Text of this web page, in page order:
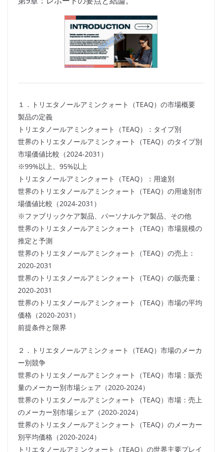
１．トリエタノールアミンクォート（TEAQ）の市場概要
製品の定義
トリエタノールアミンクォート（TEAQ）：タイプ別
世界のトリエタノールアミンクォート（TEAQ）のタイプ別
市場価値比較（2024-2031）
※99%以上、95%以上
トリエタノールアミンクォート（TEAQ）：用途別
世界のトリエタノールアミンクォート（TEAQ）の用途別市
場価値比較（2024-2031）
※ファブリックケア製品、パーソナルケア製品、その他
世界のトリエタノールアミンクォート（TEAQ）市場規模の
推定と予測
世界のトリエタノールアミンクォート（TEAQ）の売上：
2020-2031
世界のトリエタノールアミンクォート（TEAQ）の販売量：
2020-2031
世界のトリエタノールアミンクォート（TEAQ）市場の平均
価格（2020-2031）
前提条件と限界
２．トリエタノールアミンクォート（TEAQ）市場のメーカ
ー別競争
世界のトリエタノールアミンクォート（TEAQ）市場：販売
量のメーカー別市場シェア（2020-2024）
世界のトリエタノールアミンクォート（TEAQ）市場：売上
のメーカー別市場シェア（2020-2024）
世界のトリエタノールアミンクォート（TEAQ）のメーカー
別平均価格（2020-2024）
トリエタノールアミンクォート（TEAQ）の世界主要プレイ